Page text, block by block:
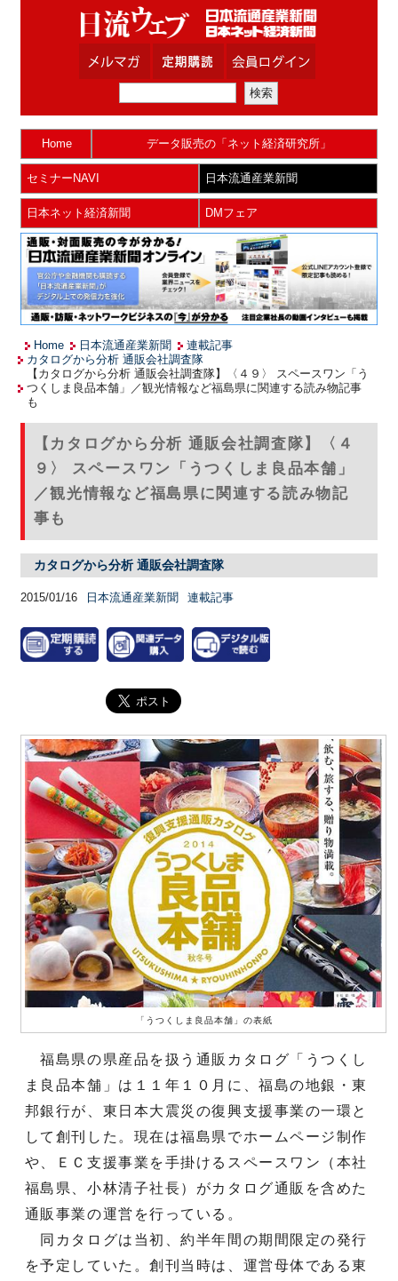
Home データ販売の「ネット経済研究所」
セミナーNAVI 日本流通産業新聞
日本ネット経済新聞 DMフェア
Home 日本流通産業新聞
連載記事
カタログから分析 通販会社調査隊
【カタログから分析 通販会社調査隊】〈４９〉 スペースワン「う
つくしま良品本舗」／観光情報など福島県に関連する読み物記事
も
【カタログから分析 通販会社調査隊】〈４
９〉 スペースワン「うつくしま良品本舗」
／観光情報など福島県に関連する読み物記
事も
カタログから分析 通販会社調査隊
2015/01/16 日本流通産業新聞 連載記事
「うつくしま良品本舗」の表紙
福島県の県産品を扱う通販カタログ「うつくし
ま良品本舗」は１１年１０月に、福島の地銀・東
邦銀行が、東日本大震災の復興支援事業の一環と
して創刊した。現在は福島県でホームページ制作
や、ＥＣ支援事業を手掛けるスペースワン（本社
福島県、小林清子社長）がカタログ通販を含めた
通販事業の運営を行っている。
同カタログは当初、約半年間の期間限定の発行
を予定していた。創刊当時は、運営母体である東